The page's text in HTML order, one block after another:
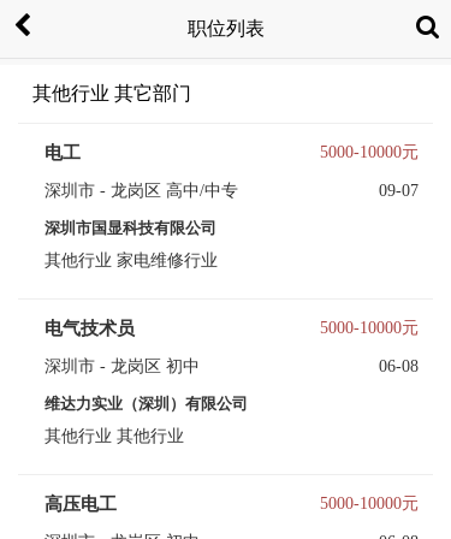
职位列表
其他行业 其它部门
电工 5000-10000元
深圳市 - 龙岗区 高中/中专 09-07
深圳市国显科技有限公司
其他行业 家电维修行业
电气技术员 5000-10000元
深圳市 - 龙岗区 初中 06-08
维达力实业（深圳）有限公司
其他行业 其他行业
高压电工 5000-10000元